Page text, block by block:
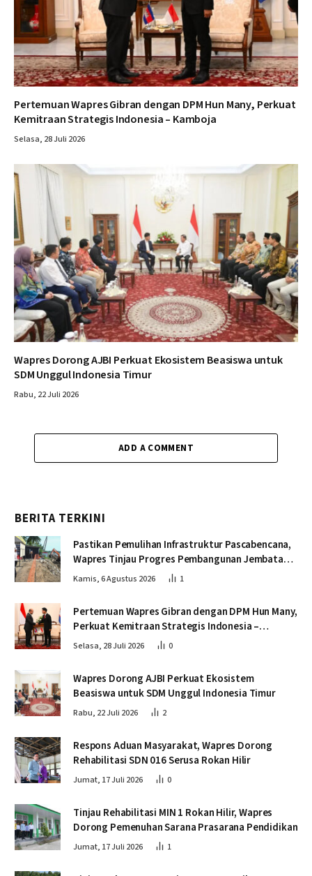
Pertemuan Wapres Gibran dengan DPM Hun Many, Perkuat
Kemitraan Strategis Indonesia – Kamboja
Selasa, 28 Juli 2026
Wapres Dorong AJBI Perkuat Ekosistem Beasiswa untuk
SDM Unggul Indonesia Timur
Rabu, 22 Juli 2026
ADD A COMMENT
BERITA TERKINI
Pastikan Pemulihan Infrastruktur Pascabencana,
Wapres Tinjau Progres Pembangunan Jembatan
Krueng Tingkeum Bireuen
Kamis, 6 Agustus 2026 1
Pertemuan Wapres Gibran dengan DPM Hun Many,
Perkuat Kemitraan Strategis Indonesia –
Kamboja
Selasa, 28 Juli 2026 0
Wapres Dorong AJBI Perkuat Ekosistem
Beasiswa untuk SDM Unggul Indonesia Timur
Rabu, 22 Juli 2026 2
Respons Aduan Masyarakat, Wapres Dorong
Rehabilitasi SDN 016 Serusa Rokan Hilir
Jumat, 17 Juli 2026 0
Tinjau Rehabilitasi MIN 1 Rokan Hilir, Wapres
Dorong Pemenuhan Sarana Prasarana Pendidikan
Jumat, 17 Juli 2026 1